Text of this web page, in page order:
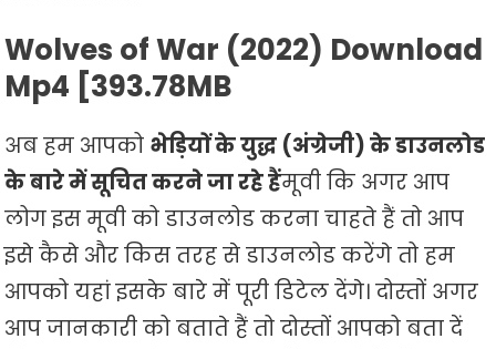
Wolves of War (2022) Download
Mp4 [393.78MB
अब हम आपको भेड़ियों के युद्ध (अंग्रेजी) के डाउनलोड
के बारे में सूचित करने जा रहे हैंमूवी कि अगर आप
लोग इस मूवी को डाउनलोड करना चाहते हैं तो आप
इसे कैसे और किस तरह से डाउनलोड करेंगे तो हम
आपको यहां इसके बारे में पूरी डिटेल देंगे। दोस्तों अगर
आप जानकारी को बताते हैं तो दोस्तों आपको बता दें